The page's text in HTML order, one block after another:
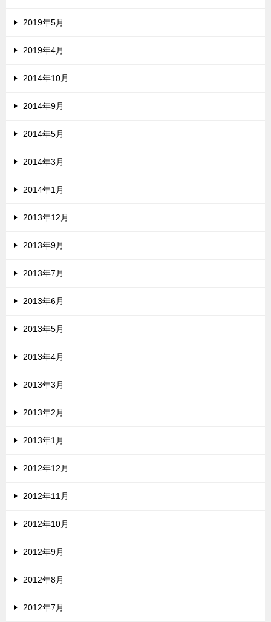
2019年5月
2019年4月
2014年10月
2014年9月
2014年5月
2014年3月
2014年1月
2013年12月
2013年9月
2013年7月
2013年6月
2013年5月
2013年4月
2013年3月
2013年2月
2013年1月
2012年12月
2012年11月
2012年10月
2012年9月
2012年8月
2012年7月